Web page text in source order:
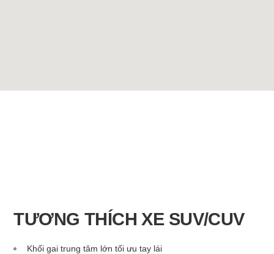
TƯƠNG THÍCH XE SUV/CUV
Khối gai trung tâm lớn tối ưu tay lái